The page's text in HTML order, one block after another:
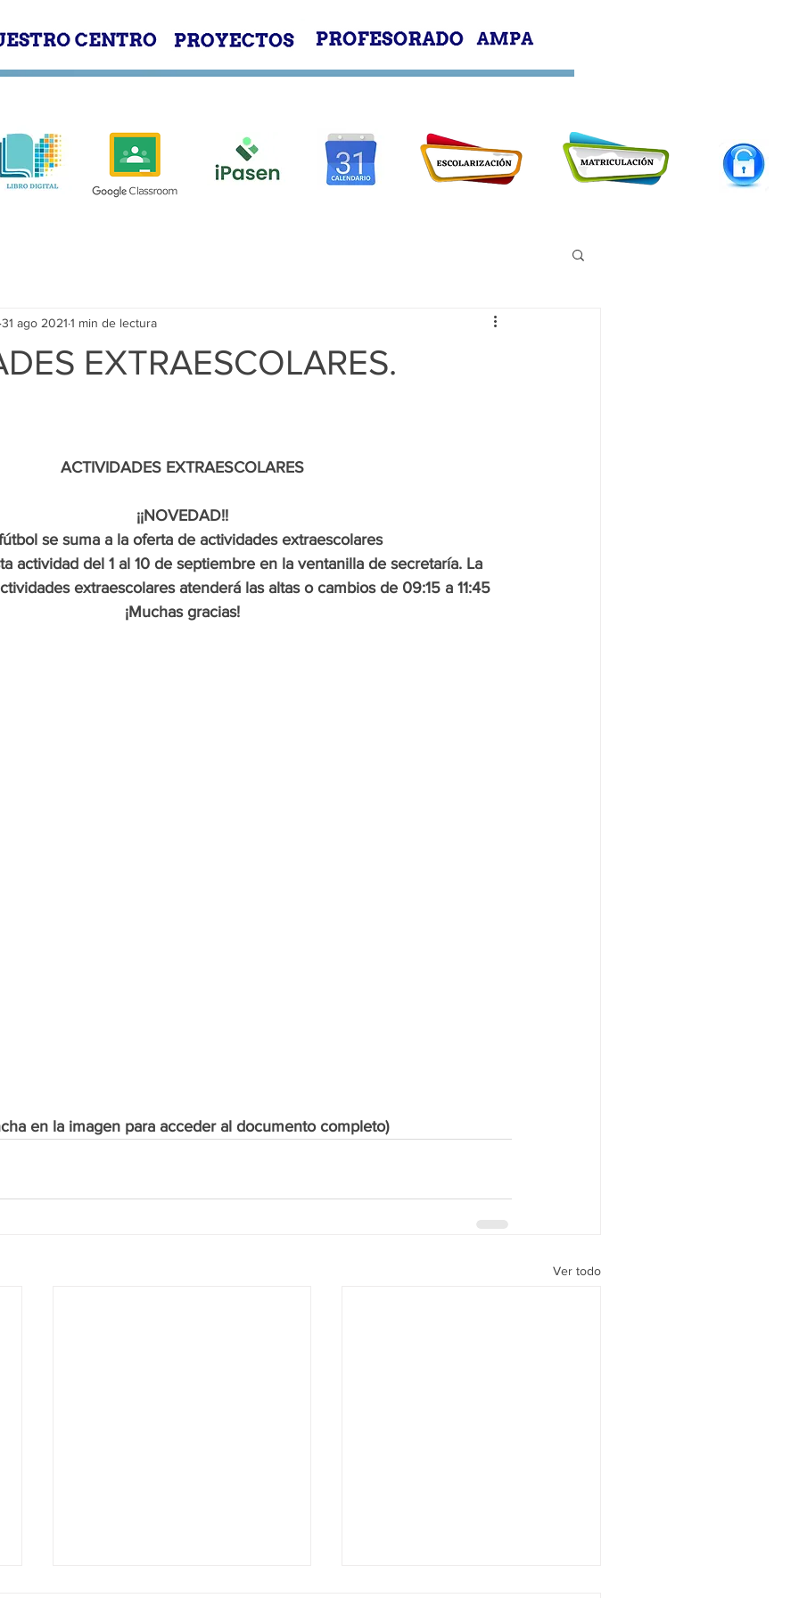
NUESTRO CENTRO PROYECTOS PROFESORADO
EXTRAESCOLARES.
31 ago 2021 1 min de lectura
ACTIVIDADES EXTRAESCOLARES
¡¡NOVEDAD!!
se suma a la oferta de actividades extraescolares
actividad del 1 al 10 de septiembre en la ventanilla de secretaría. La
extraescolares atenderá las altas o cambios de 09:15 a 11:45
¡Muchas gracias!
en la imagen para acceder al documento completo)
Ver todo